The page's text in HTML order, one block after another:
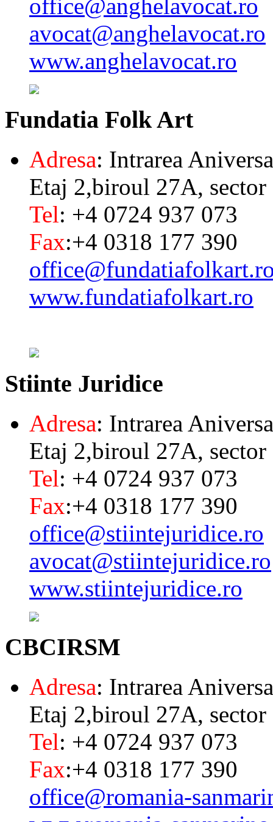
office@anghelavocat.ro
avocat@anghelavocat.ro
www.anghelavocat.ro
Fundatia Folk Art
Adresa: Intrarea
Etaj 2,biroul 27A, sector
Tel: +4 0724 937 073
Fax:+4 0318 177 390
www.fundatiafolkart.ro
Stiinte Juridice
Adresa: Intrarea
Etaj 2,biroul 27A, sector
Tel: +4 0724 937 073
Fax:+4 0318 177 390
office@stiintejuridice.ro
avocat@stiintejuridice.ro
www.stiintejuridice.ro
CBCIRSM
Adresa: Intrarea
Etaj 2,biroul 27A, sector
Tel: +4 0724 937 073
Fax:+4 0318 177 390
office@romania-